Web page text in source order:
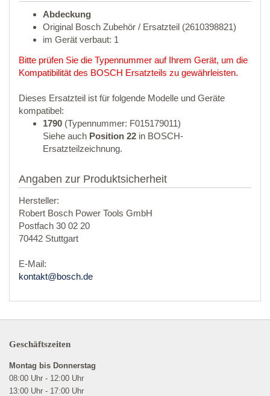
Abdeckung
Original Bosch Zubehör / Ersatzteil (2610398821)
im Gerät verbaut: 1
Bitte prüfen Sie die Typennummer auf Ihrem Gerät, um die
Kompatibilität des BOSCH Ersatzteils zu gewährleisten.
Dieses Ersatzteil ist für folgende Modelle und Geräte
kompatibel:
1790 (Typennummer: F015179011)
Siehe auch Position 22 in BOSCH-
Ersatzteilzeichnung.
Angaben zur Produktsicherheit
Hersteller:
Robert Bosch Power Tools GmbH
Postfach 30 02 20
70442 Stuttgart
E-Mail:
kontakt@bosch.de
Geschäftszeiten
Montag bis Donnerstag
08:00 Uhr - 12:00 Uhr
13:00 Uhr - 17:00 Uhr